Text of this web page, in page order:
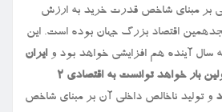
بر مبنای شاخص قدرت خرید به ارزش
دلار، هجدهمین اقتصاد بزرگ جهان بوده است. این
سال آینده هم افزایشی خواهد بود وایران
تا آخر سال ۲۰۲۱ برای اولین بار خواهد توانست به اقتصادی ۲
و تولید ناخالص داخلی آن بر مبنای شاخص